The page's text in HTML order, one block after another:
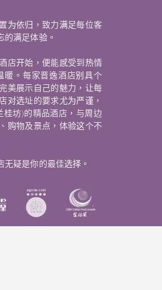
为依归，致力满足每位客
满足体验。
店开始，便能感受到热情
暖。每家晋逸酒店别具个
美展示自己的魅力，让每
对选址的要求尤为严谨，
坊)的精品酒店，与周边
购物及景点，体验这个不
疑是你的最佳选择。